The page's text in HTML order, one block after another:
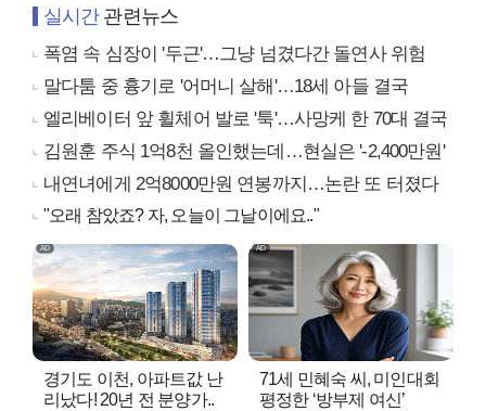
실시간관련뉴스
폭염 속 심장이 '두근'…그냥 넘겼다간 돌연사 위험
말다툼 중 흉기로 '어머니 살해'…18세 아들 결국
엘리베이터 앞 휠체어 발로 '툭'…사망케 한 70대 결국
김원훈 주식 1억8천 올인했는데…현실은 '-2,400만원'
내연녀에게 2억8000만원 연봉까지…논란 또 터졌다
"오래 참았죠? 자, 오늘이 그날이에요.."
경기도 이천, 아파트값 난
리났다! 20년 전 분양가..
71세 민혜숙 씨, 미인대회
평정한 ‘방부제 여신’